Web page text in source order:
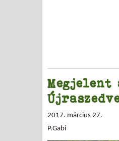
Megjelent
2017. március 27.
P.Gabi